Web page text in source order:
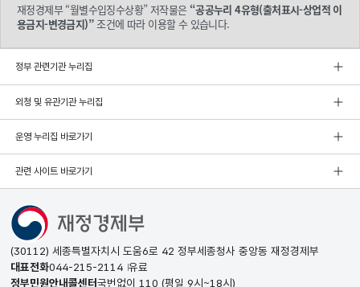
재정경제부 “월별수입징수상황” 저작물은 “공공누리 4유형(출처표시-상업적 이
용금지-변경금지)”조건에 따라 이용할 수 있습니다.
정부 관련기관 누리집
외청 및 유관기관 누리집
운영 누리집 바로가기
관련 사이트 바로가기
(30112) 세종특별자치시 도움6로 42 정부세종청사 중앙동 재정경제부
대표전화044-215-2114 유료
정부민원안내콜센터국번없이 110 (평일 9시~18시)